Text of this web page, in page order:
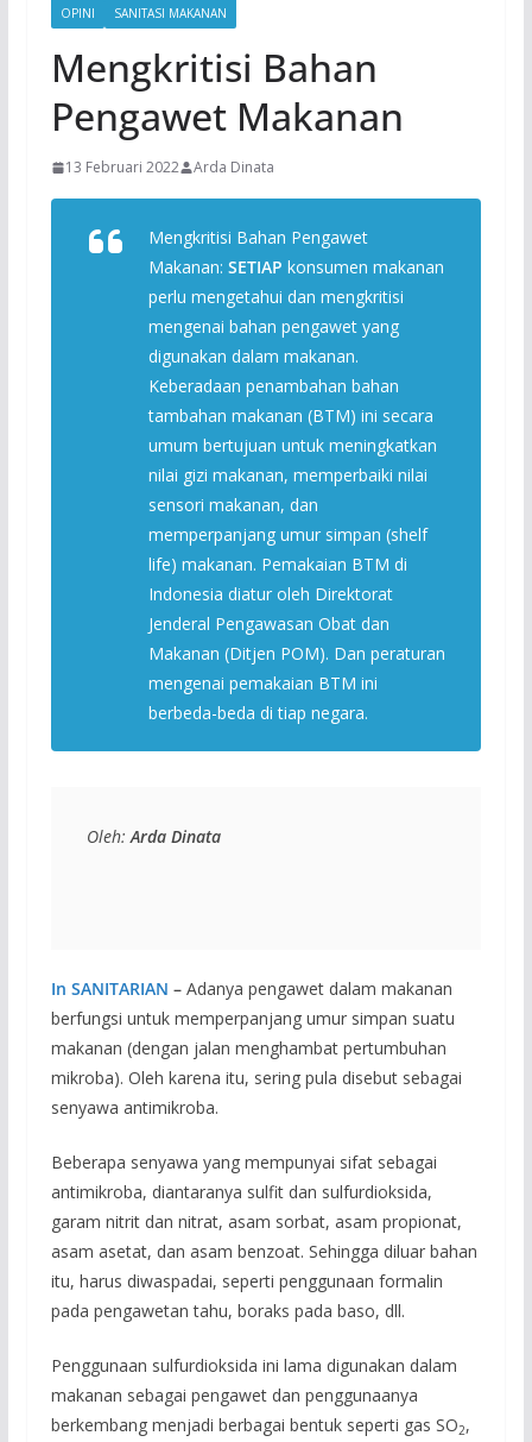
OPINI SANITASI MAKANAN
Mengkritisi Bahan
Pengawet Makanan
13 Februari 2022 Arda Dinata
Mengkritisi Bahan Pengawet
Makanan: SETIAP konsumen makanan
perlu mengetahui dan mengkritisi
mengenai bahan pengawet yang
digunakan dalam makanan.
Keberadaan penambahan bahan
tambahan makanan (BTM) ini secara
umum bertujuan untuk meningkatkan
nilai gizi makanan, memperbaiki nilai
sensori makanan, dan
memperpanjang umur simpan (shelf
life) makanan. Pemakaian BTM di
Indonesia diatur oleh Direktorat
Jenderal Pengawasan Obat dan
Makanan (Ditjen POM). Dan peraturan
mengenai pemakaian BTM ini
berbeda-beda di tiap negara.
Oleh: Arda Dinata
In SANITARIAN – Adanya pengawet dalam makanan
berfungsi untuk memperpanjang umur simpan suatu
makanan (dengan jalan menghambat pertumbuhan
mikroba). Oleh karena itu, sering pula disebut sebagai
senyawa antimikroba.
Beberapa senyawa yang mempunyai sifat sebagai
antimikroba, diantaranya sulfit dan sulfurdioksida,
garam nitrit dan nitrat, asam sorbat, asam propionat,
asam asetat, dan asam benzoat. Sehingga diluar bahan
itu, harus diwaspadai, seperti penggunaan formalin
pada pengawetan tahu, boraks pada baso, dll.
Penggunaan sulfurdioksida ini lama digunakan dalam
makanan sebagai pengawet dan penggunaanya
berkembang menjadi berbagai bentuk seperti gas SO2,